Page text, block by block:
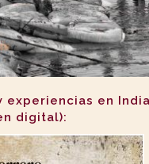
experiencias en
digital):